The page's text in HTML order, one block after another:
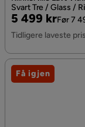
Svart Tre / Glass /
Pris
5 499 kr
Original
Pris
Før 7
Tidligere laveste
Få igjen